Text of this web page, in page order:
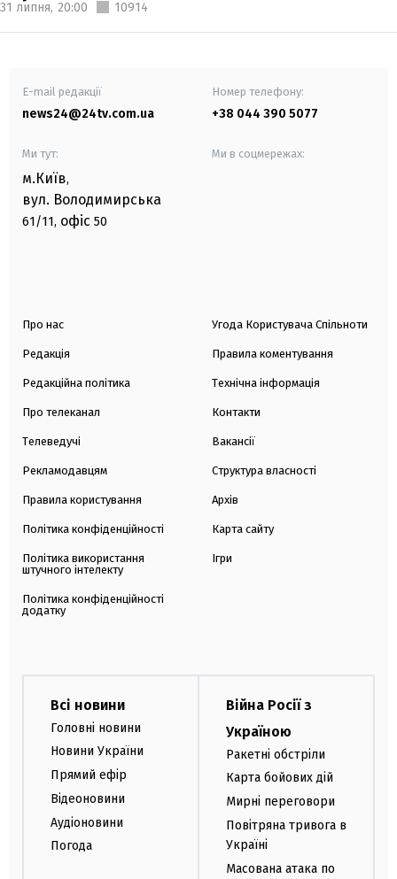
31 липня, 20:00 10914
E-mail редакції
news24@24tv.com.ua
Номер телефону:
+38 044 390 5077
Ми тут:
м.Київ,
вул. Володимирська
61/11, офіс 50
Ми в соцмережах:
Про нас
Редакція
Редакційна політика
Про телеканал
Телеведучі
Рекламодавцям
Правила користування
Політика конфіденційності
Політика використання
штучного інтелекту
Політика конфіденційності
додатку
Угода Користувача Спільноти
Правила коментування
Технічна інформація
Контакти
Вакансії
Структура власності
Архів
Карта сайту
Ігри
Всі новини
Головні новини
Новини України
Прямий ефір
Відеоновини
Аудіоновини
Погода
Війна Росії з
Україною
Ракетні обстріли
Карта бойових дій
Мирні переговори
Повітряна тривога в
Україні
Масована атака по